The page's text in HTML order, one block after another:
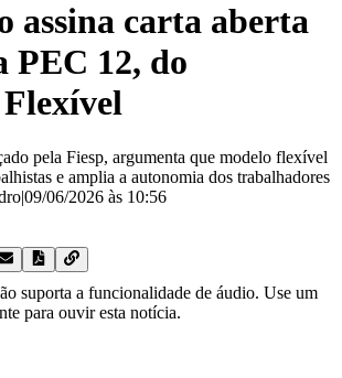
assina carta aberta
PEC 12, do
pela Fiesp, argumenta que modelo flexível
e amplia a autonomia dos trabalhadores
|09/06/2026 às 10:56
suporta a funcionalidade de áudio. Use um
para ouvir esta notícia.